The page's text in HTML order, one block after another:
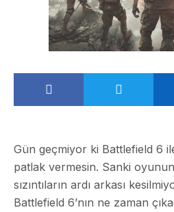
Gün geçmiyor ki Battlefield 6
patlak vermesin. Sanki oyunun
sızıntıların ardı arkası
Battlefield 6’nın ne zaman